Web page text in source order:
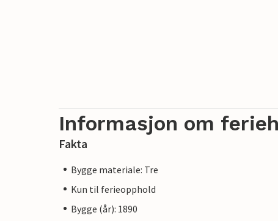
Informasjon om
Fakta
Bygge materiale: Tre
Kun til ferieopphold
Bygge (år): 1890